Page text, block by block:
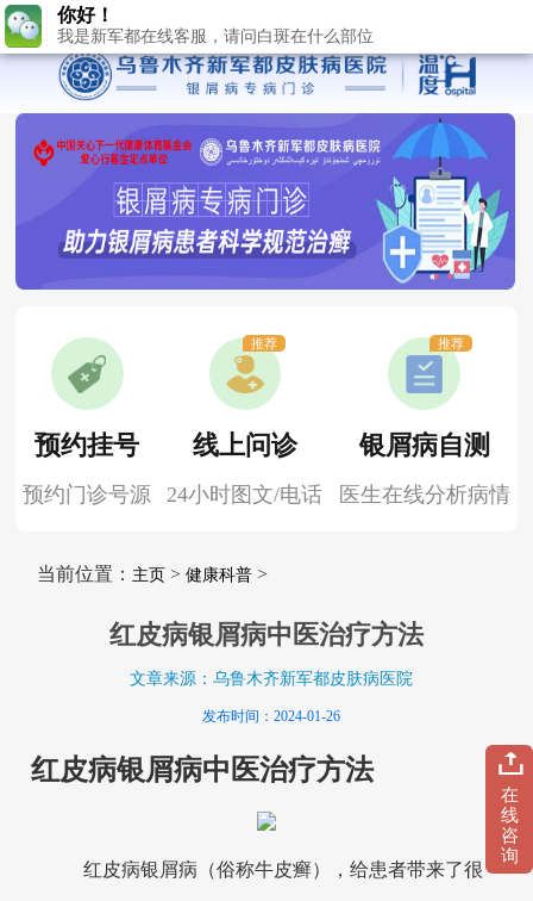
预约挂号
预约门诊号源
线上问诊
24小时图文/电话
推荐
银屑病自测
医生在线分析病情
推荐
当前位置： 主页> 健康科普>
红皮病银屑病中医治疗方法
文章来源：乌鲁木齐新军都皮肤病医院
发布时间：2024-01-26
红皮病银屑病中医治疗方法
红皮病银屑病（俗称牛皮癣），给患者带来了很
我是新军都在线客服，请问白斑在什么部位
在
线
咨
询